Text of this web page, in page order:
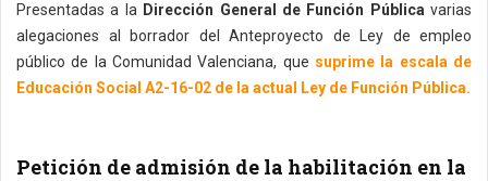
Presentadas a la Dirección General de Función Pública varias
alegaciones al borrador del Anteproyecto de Ley de empleo
público de la Comunidad Valenciana, que suprime la escala de
Educación Social A2-16-02 de la actual Ley de Función Pública.
Petición de admisión de la habilitación en la